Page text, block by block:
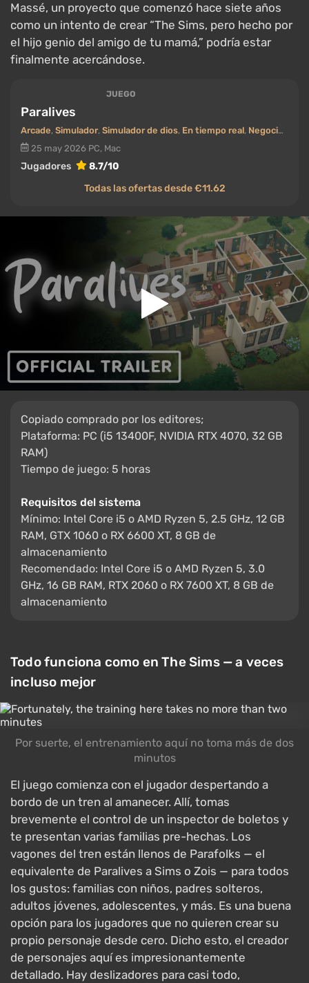
Massé, un proyecto que comenzó hace siete años
como un intento de crear “The Sims, pero hecho por
el hijo genio del amigo de tu mamá,” podría estar
finalmente acercándose.
JUEGO
Paralives
Arcade, Simulador, Simulador de dios, En tiempo real, Negocios / gestión
25 may 2026 PC, Mac
Jugadores
8.7/10
Todas las ofertas desde €11.62
Copiado comprado por los editores;
Plataforma: PC (i5 13400F, NVIDIA RTX 4070, 32 GB
RAM)
Tiempo de juego: 5 horas
Requisitos del sistema
Mínimo: Intel Core i5 o AMD Ryzen 5, 2.5 GHz, 12 GB
RAM, GTX 1060 o RX 6600 XT, 8 GB de
almacenamiento
Recomendado: Intel Core i5 o AMD Ryzen 5, 3.0
GHz, 16 GB RAM, RTX 2060 o RX 7600 XT, 8 GB de
almacenamiento
Todo funciona como en The Sims — a veces
incluso mejor
Por suerte, el entrenamiento aquí no toma más de dos
minutos
El juego comienza con el jugador despertando a
bordo de un tren al amanecer. Allí, tomas
brevemente el control de un inspector de boletos y
te presentan varias familias pre-hechas. Los
vagones del tren están llenos de Parafolks — el
equivalente de Paralives a Sims o Zois — para todos
los gustos: familias con niños, padres solteros,
adultos jóvenes, adolescentes, y más. Es una buena
opción para los jugadores que no quieren crear su
propio personaje desde cero. Dicho esto, el creador
de personajes aquí es impresionantemente
detallado. Hay deslizadores para casi todo,